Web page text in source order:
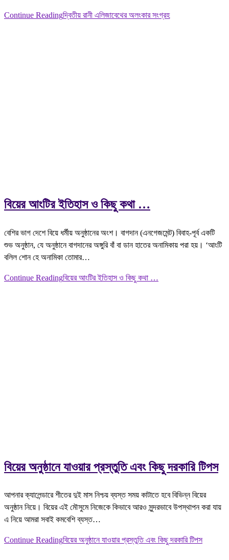
Continue Readingদ্বিতীয় রানী এলিজাবেথের অলংকার সংগ্রহ
বিয়ের আংটির ইতিহাস ও কিছু কথা …
বেশির ভাগ দেশে বিয়ে ধর্মীয় অনুষ্ঠানের অংশ। বাগদান (এনগেজমেন্ট) বিবাহ-পূর্ব একটি
শুভ অনুষ্ঠান, যে অনুষ্ঠানে বাগদানের অঙ্গুরি বাঁ বা ডান হাতের অনামিকায় পরা হয়। ‘আংটি
বলিল শোন হে অনামিকা তোমার…
Continue Readingবিয়ের আংটির ইতিহাস ও কিছু কথা …
বিয়ের অনুষ্ঠানে যাওয়ার প্রস্তুতি এবং কিছু দরকারি টিপস
আপনার ক্যালেন্ডারে শীতের দুই মাস নিশ্চয় ব্যস্ত সময় কাটাতে হবে বিভিন্ন বিয়ের
অনুষ্ঠান নিয়ে। বিয়ের এই মৌসুমে নিজেকে কিভাবে আরও সুন্দরভাবে উপস্থাপন করা যায়
এ নিয়ে আমরা সবাই কমবেশি ব্যস্ত…
Continue Readingবিয়ের অনুষ্ঠানে যাওয়ার প্রস্তুতি এবং কিছু দরকারি টিপস